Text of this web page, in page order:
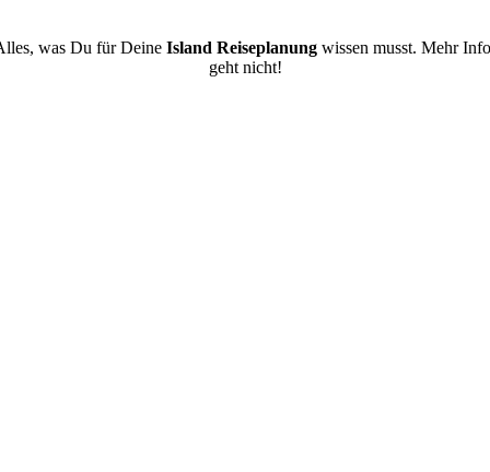
was Du für Deine Island Reiseplanungwissen musst. Mehr
geht nicht!